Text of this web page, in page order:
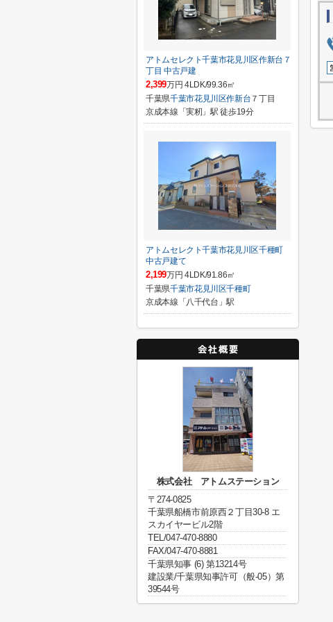
アトムセレクト千葉市花見川区作新台７
丁目 中古戸建
2,399万円 4LDK/99.36㎡
千葉県千葉市花見川区作新台 ７丁目
京成本線「実籾」駅 徒歩19分
アトムセレクト千葉市花見川区千種町
中古戸建て
2,199万円 4LDK/91.86㎡
千葉県千葉市花見川区千種町
京成本線「八千代台」駅
株式会社 アトムステーション
〒274-0825
千葉県船橋市前原西２丁目30-8 エ
スカイヤービル2階
TEL/047-470-8880
FAX/047-470-8881
千葉県知事 (6) 第13214号
建設業/千葉県知事許可（般-05）第
39544号